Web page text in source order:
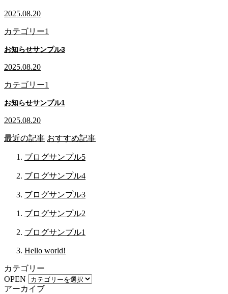
2025.08.20
カテゴリー1
お知らせサンプル3
2025.08.20
カテゴリー1
お知らせサンプル1
2025.08.20
最近の記事 おすすめ記事
ブログサンプル5
ブログサンプル4
ブログサンプル3
ブログサンプル2
ブログサンプル1
Hello world!
カテゴリー
OPEN
アーカイブ